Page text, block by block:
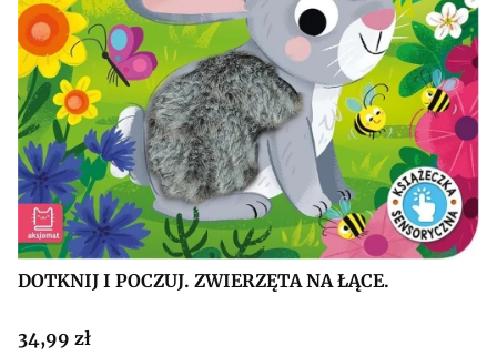
DOTKNIJ I POCZUJ. ZWIERZĘTA NA ŁĄCE.
Cena
34,99 zł